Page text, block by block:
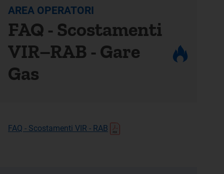
AREA OPERATORI
FAQ - Scostamenti
VIR–RAB - Gare
Gas
FAQ - Scostamenti VIR - RAB